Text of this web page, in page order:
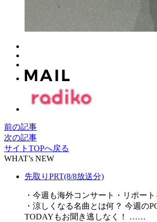
前の記事
次の記事
サイトTOPへ戻る
WHAT’s NEW
先取りPRT(8/8放送分)
・今週も海外コンサート・リポー
・涼しくなる名曲とは何？ 今週の
TODAYもお聞き逃しなく！ ……